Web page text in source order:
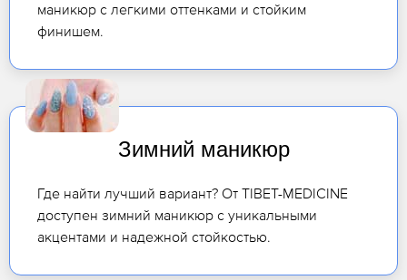
маникюр с легкими оттенками и стойким
финишем.
Зимний маникюр
Где найти лучший вариант? От TIBET-MEDICINE
доступен зимний маникюр с уникальными
акцентами и надежной стойкостью.